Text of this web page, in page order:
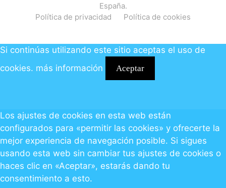
España.
Política de privacidad
Política de cookies
Si continúas utilizando este sitio aceptas el uso de
cookies. más información Aceptar
Los ajustes de cookies en esta web están
configurados para «permitir las cookies» y ofrecerte la
mejor experiencia de navegación posible. Si sigues
usando esta web sin cambiar tus ajustes de cookies o
haces clic en «Aceptar», estarás dando tu
consentimiento a esto.